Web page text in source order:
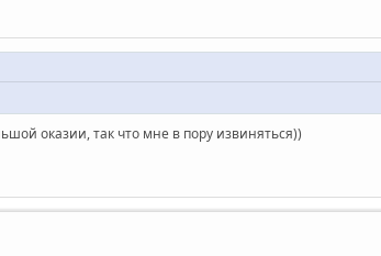
оказии, так что мне в пору извиняться))